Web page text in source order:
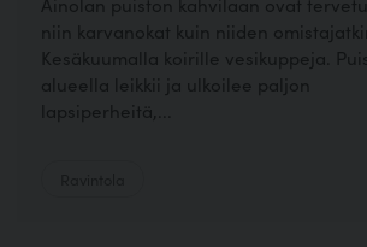
niin karvanokat kuin niiden
Kesäkuumalla koirille vesikuppeja.
alueella leikkii ja ulkoilee paljon
lapsiperheitä,...